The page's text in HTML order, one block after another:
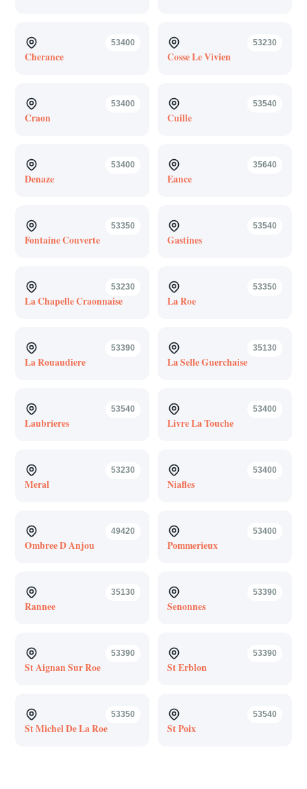
53400
Cherance
53230
Cosse Le Vivien
53400
Craon
53540
Cuille
53400
Denaze
35640
Eance
53350
Fontaine Couverte
53540
Gastines
53230
La Chapelle Craonnaise
53350
La Roe
53390
La Rouaudiere
35130
La Selle Guerchaise
53540
Laubrieres
53400
Livre La Touche
53230
Meral
53400
Niafles
49420
Ombree D Anjou
53400
Pommerieux
35130
Rannee
53390
Senonnes
53390
St Aignan Sur Roe
53390
St Erblon
53350
St Michel De La Roe
53540
St Poix